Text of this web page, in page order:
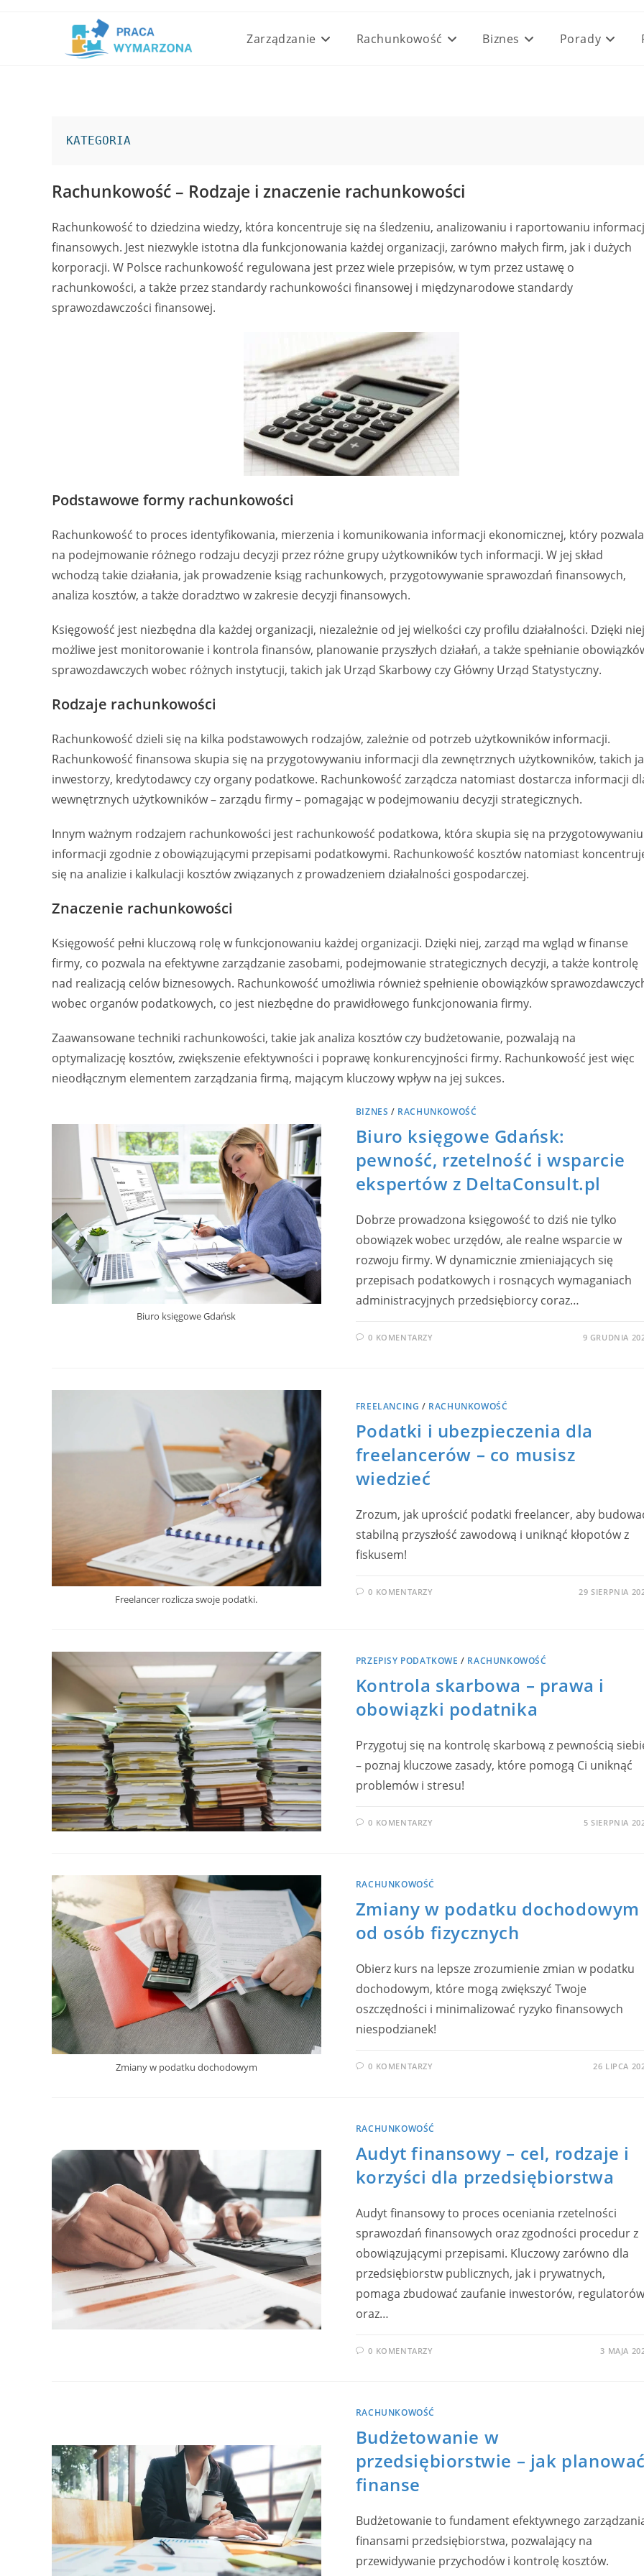
Zarządzanie Rachunkowość Biznes Porady
KATEGORIA
Rachunkowość – Rodzaje i znaczenie rachunkowości
Rachunkowość to dziedzina wiedzy, która koncentruje się na śledzeniu, analizowaniu i raportowaniu
finansowych. Jest niezwykle istotna dla funkcjonowania każdej organizacji, zarówno małych firm, jak i dużych
korporacji. W Polsce rachunkowość regulowana jest przez wiele przepisów, w tym przez ustawę o
rachunkowości, a także przez standardy rachunkowości finansowej i międzynarodowe standardy
sprawozdawczości finansowej.
Podstawowe formy rachunkowości
Rachunkowość to proces identyfikowania, mierzenia i komunikowania informacji ekonomicznej, który pozwala
na podejmowanie różnego rodzaju decyzji przez różne grupy użytkowników tych informacji. W jej skład
wchodzą takie działania, jak prowadzenie ksiąg rachunkowych, przygotowywanie sprawozdań finansowych,
analiza kosztów, a także doradztwo w zakresie decyzji finansowych.
Księgowość jest niezbędna dla każdej organizacji, niezależnie od jej wielkości czy profilu działalności. Dzięki niej
możliwe jest monitorowanie i kontrola finansów, planowanie przyszłych działań, a także spełnianie
sprawozdawczych wobec różnych instytucji, takich jak Urząd Skarbowy czy Główny Urząd Statystyczny.
Rodzaje rachunkowości
Rachunkowość dzieli się na kilka podstawowych rodzajów, zależnie od potrzeb użytkowników informacji.
Rachunkowość finansowa skupia się na przygotowywaniu informacji dla zewnętrznych użytkowników, takich
inwestorzy, kredytodawcy czy organy podatkowe. Rachunkowość zarządcza natomiast dostarcza informacji
wewnętrznych użytkowników – zarządu firmy – pomagając w podejmowaniu decyzji strategicznych.
Innym ważnym rodzajem rachunkowości jest rachunkowość podatkowa, która skupia się na przygotowywaniu
informacji zgodnie z obowiązującymi przepisami podatkowymi. Rachunkowość kosztów natomiast
się na analizie i kalkulacji kosztów związanych z prowadzeniem działalności gospodarczej.
Znaczenie rachunkowości
Księgowość pełni kluczową rolę w funkcjonowaniu każdej organizacji. Dzięki niej, zarząd ma wgląd w finanse
firmy, co pozwala na efektywne zarządzanie zasobami, podejmowanie strategicznych decyzji, a także kontrolę
nad realizacją celów biznesowych. Rachunkowość umożliwia również spełnienie obowiązków
wobec organów podatkowych, co jest niezbędne do prawidłowego funkcjonowania firmy.
Zaawansowane techniki rachunkowości, takie jak analiza kosztów czy budżetowanie, pozwalają na
optymalizację kosztów, zwiększenie efektywności i poprawę konkurencyjności firmy. Rachunkowość jest więc
nieodłącznym elementem zarządzania firmą, mającym kluczowy wpływ na jej sukces.
Biuro księgowe Gdańsk
BIZNES / RACHUNKOWOŚĆ
Biuro księgowe Gdańsk:
pewność, rzetelność i wsparcie
ekspertów z DeltaConsult.pl
Dobrze prowadzona księgowość to dziś nie tylko
obowiązek wobec urzędów, ale realne wsparcie w
rozwoju firmy. W dynamicznie zmieniających się
przepisach podatkowych i rosnących wymaganiach
administracyjnych przedsiębiorcy coraz…
0 KOMENTARZY 9 GRUDNIA
Freelancer rozlicza swoje podatki.
FREELANCING / RACHUNKOWOŚĆ
Podatki i ubezpieczenia dla
freelancerów – co musisz
wiedzieć
Zrozum, jak uprościć podatki freelancer, aby
stabilną przyszłość zawodową i uniknąć kłopotów z
fiskusem!
0 KOMENTARZY 29 SIERPNIA
PRZEPISY PODATKOWE / RACHUNKOWOŚĆ
Kontrola skarbowa – prawa i
obowiązki podatnika
Przygotuj się na kontrolę skarbową z pewnością
– poznaj kluczowe zasady, które pomogą Ci uniknąć
problemów i stresu!
0 KOMENTARZY 5 SIERPNIA
Zmiany w podatku dochodowym
RACHUNKOWOŚĆ
Zmiany w podatku dochodowym
od osób fizycznych
Obierz kurs na lepsze zrozumienie zmian w podatku
dochodowym, które mogą zwiększyć Twoje
oszczędności i minimalizować ryzyko finansowych
niespodzianek!
0 KOMENTARZY 26 LIPCA
RACHUNKOWOŚĆ
Audyt finansowy – cel, rodzaje i
korzyści dla przedsiębiorstwa
Audyt finansowy to proces oceniania rzetelności
sprawozdań finansowych oraz zgodności procedur z
obowiązującymi przepisami. Kluczowy zarówno dla
przedsiębiorstw publicznych, jak i prywatnych,
pomaga zbudować zaufanie inwestorów, regulatorów
oraz…
0 KOMENTARZY 3 MAJA
RACHUNKOWOŚĆ
Budżetowanie w
przedsiębiorstwie – jak
finanse
Budżetowanie to fundament efektywnego
finansami przedsiębiorstwa, pozwalający na
przewidywanie przychodów i kontrolę kosztów.